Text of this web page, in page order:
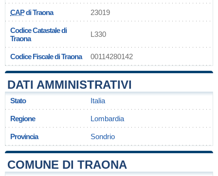
CAPdi Traona 23019
Codice Catastale di
Traona
L330
Codice Fiscale di Traona 00114280142
DATI AMMINISTRATIVI
Stato Italia
Regione Lombardia
Provincia Sondrio
COMUNE DI TRAONA